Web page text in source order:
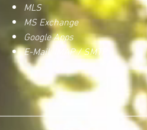
MLS
MS Exchange
Google Apps
E-Mail: IMAP / SMTP